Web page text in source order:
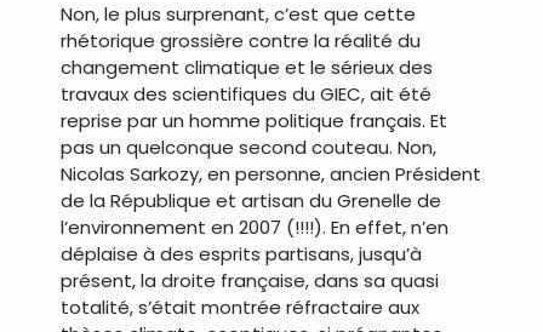
Non, le plus surprenant, c’est que cette
rhétorique grossière contre la réalité du
changement climatique et le sérieux des
travaux des scientifiques du GIEC, ait été
reprise par un homme politique français. Et
pas un quelconque second couteau. Non,
Nicolas Sarkozy, en personne, ancien Président
de la République et artisan du Grenelle de
l’environnement en 2007 (!!!!). En effet, n’en
déplaise à des esprits partisans, jusqu’à
présent, la droite française, dans sa quasi
totalité, s’était montrée réfractaire aux